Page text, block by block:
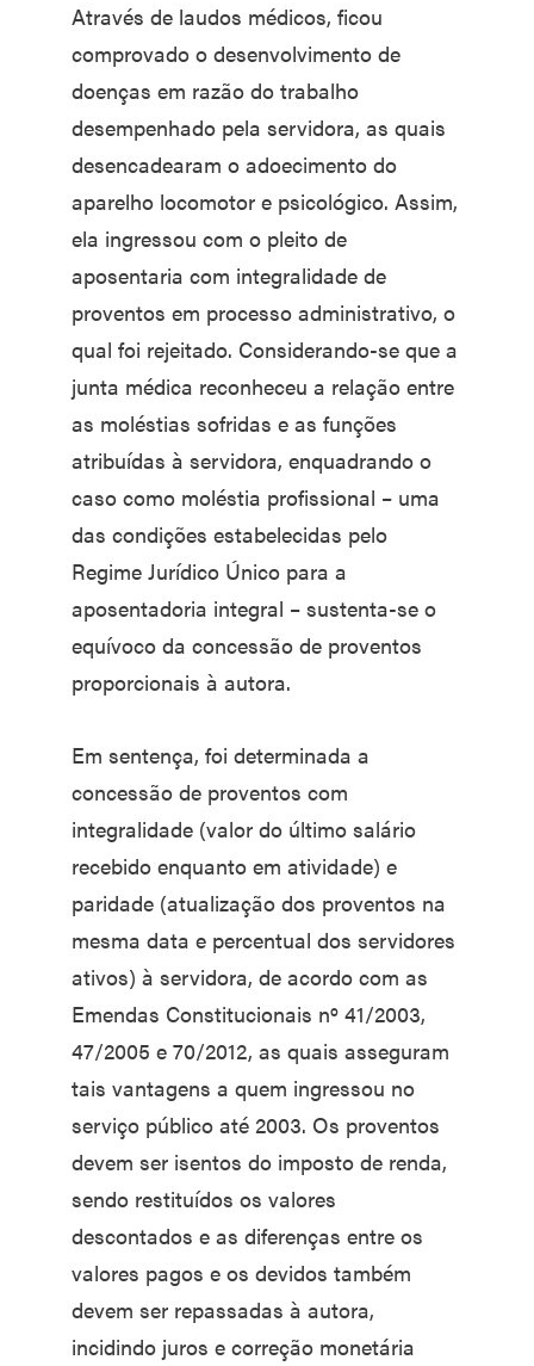
Através de laudos médicos, ficou
comprovado o desenvolvimento de
doenças em razão do trabalho
desempenhado pela servidora, as quais
desencadearam o adoecimento do
aparelho locomotor e psicológico. Assim,
ela ingressou com o pleito de
aposentaria com integralidade de
proventos em processo administrativo, o
qual foi rejeitado. Considerando-se que a
junta médica reconheceu a relação entre
as moléstias sofridas e as funções
atribuídas à servidora, enquadrando o
caso como moléstia profissional – uma
das condições estabelecidas pelo
Regime Jurídico Único para a
aposentadoria integral – sustenta-se o
equívoco da concessão de proventos
proporcionais à autora.
Em sentença, foi determinada a
concessão de proventos com
integralidade (valor do último salário
recebido enquanto em atividade) e
paridade (atualização dos proventos na
mesma data e percentual dos servidores
ativos) à servidora, de acordo com as
Emendas Constitucionais nº 41/2003,
47/2005 e 70/2012, as quais asseguram
tais vantagens a quem ingressou no
serviço público até 2003. Os proventos
devem ser isentos do imposto de renda,
sendo restituídos os valores
descontados e as diferenças entre os
valores pagos e os devidos também
devem ser repassadas à autora,
incidindo juros e correção monetária